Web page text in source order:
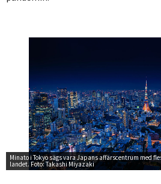
Minato i Tokyo sägs vara Japans affärscentrum med
landet. Foto: Takashi Miyazaki